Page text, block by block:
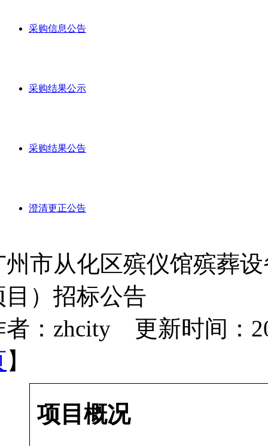
采购信息公告
采购结果公示
采购结果公告
澄清更正公告
州市从化区殡仪馆殡葬
目）招标公告
者：zhcity 更新时间：
】
项目概况